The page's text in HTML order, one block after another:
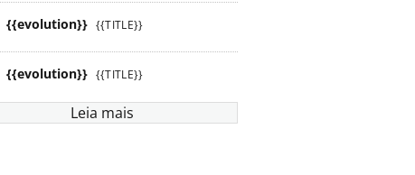
{{evolution}} {{TITLE}}
{{evolution}} {{TITLE}}
Leia mais